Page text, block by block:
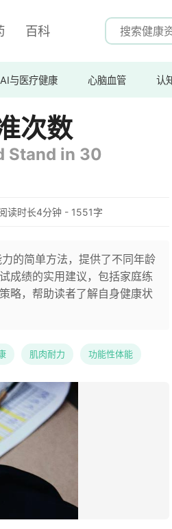
百科
AI与医疗健康 心脑血管 认
次数
Stand in 30
时长4分钟 - 1551字
的简单方法，提供了不同年龄
成绩的实用建议，包括家庭练
略，帮助读者了解自身健康状
肌肉耐力 功能性体能